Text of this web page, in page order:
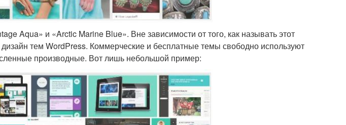
Aqua» и «Arctic Marine Blue». Вне зависимости от того, как называть этот
дизайн тем WordPress. Коммерческие и бесплатные темы свободно используют
производные. Вот лишь небольшой пример: